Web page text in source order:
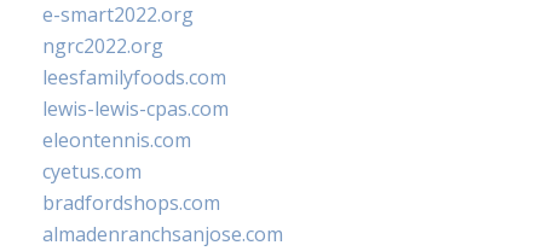
e-smart2022.org
ngrc2022.org
leesfamilyfoods.com
lewis-lewis-cpas.com
eleontennis.com
cyetus.com
bradfordshops.com
almadenranchsanjose.com